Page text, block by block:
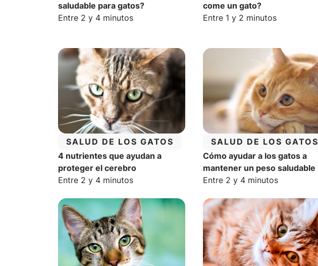
saludable para gatos?
Tiempo estimado de lectura:
Entre 2 y 4 minutos
come un gato?
Tiempo estimado de lectura:
Entre 1 y 2 minutos
CATEGORÍA:
SALUD DE LOS GATOS
4 nutrientes que ayudan a
proteger el cerebro
Tiempo estimado de lectura:
Entre 2 y 4 minutos
CATEGORÍA:
SALUD DE LOS GATOS
Cómo ayudar a los gatos a
mantener un peso saludable
Tiempo estimado de lectura:
Entre 2 y 4 minutos